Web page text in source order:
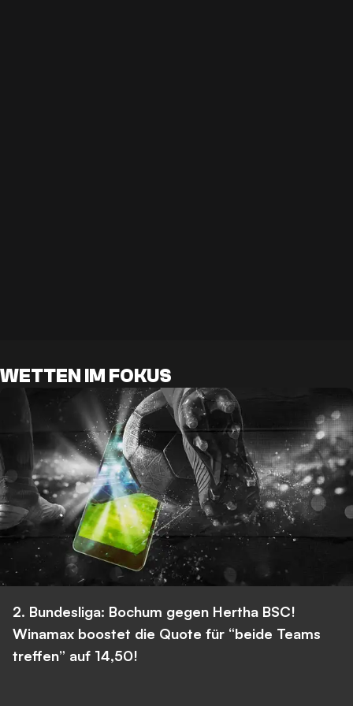
WETTEN IM FOKUS
2. Bundesliga: Bochum gegen Hertha BSC!
Winamax boostet die Quote für “beide Teams
treffen” auf 14,50!